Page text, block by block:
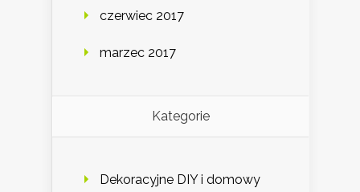
czerwiec 2017
marzec 2017
Kategorie
Dekoracyjne DIY i domowy